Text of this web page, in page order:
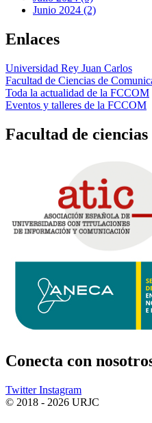
Junio 2024 (2)
Enlaces
Universidad Rey Juan Carlos
Facultad de Ciencias de
Toda la actualidad de la FCCOM
Eventos y talleres de la FCCOM
Facultad de
Conecta con
Twitter Instagram
© 2018 - 2026 URJC